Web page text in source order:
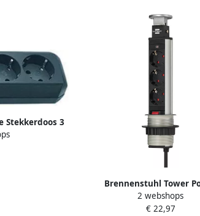
Stekkerdoos 3
F 3G1 5
Brennenstuhl Tower
stekkerdoos 3-fach 2m
1396200003
2 webshops
€ 22,97